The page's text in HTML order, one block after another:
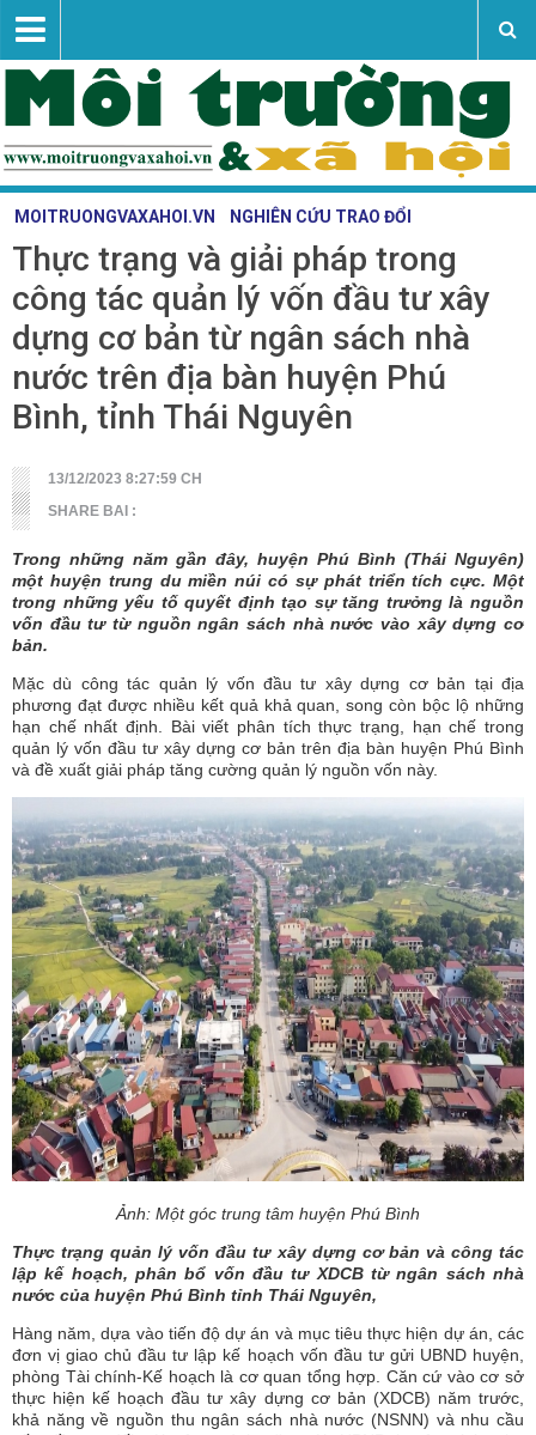
Vấn đề - sự kiện
Tài nguyên - môi trường
Nghiên cứu trao đổi
Khoa học công nghệ
Liên hệ
MOITRUONGVAXAHOI.VN NGHIÊN CỨU TRAO ĐỔI
Thực trạng và giải pháp trong
công tác quản lý vốn đầu tư xây
dựng cơ bản từ ngân sách nhà
nước trên địa bàn huyện Phú
Bình, tỉnh Thái Nguyên
13/12/2023 8:27:59 CH
SHARE BAI :
Trong những năm gần đây, huyện Phú Bình (Thái Nguyên)
một huyện trung du miền núi có sự phát triển tích cực. Một
trong những yếu tố quyết định tạo sự tăng trưởng là nguồn
vốn đầu tư từ nguồn ngân sách nhà nước vào xây dựng cơ
bản.
Mặc dù công tác quản lý vốn đầu tư xây dựng cơ bản tại địa
phương đạt được nhiều kết quả khả quan, song còn bộc lộ những
hạn chế nhất định. Bài viết phân tích thực trạng, hạn chế trong
quản lý vốn đầu tư xây dựng cơ bản trên địa bàn huyện Phú Bình
và đề xuất giải pháp tăng cường quản lý nguồn vốn này.
Ảnh: Một góc trung tâm huyện Phú Bình
Thực trạng quản lý vốn đầu tư xây dựng cơ bản và công tác
lập kế hoạch, phân bổ vốn đầu tư XDCB từ ngân sách nhà
nước của huyện Phú Bình tỉnh Thái Nguyên,
Hàng năm, dựa vào tiến độ dự án và mục tiêu thực hiện dự án, các
đơn vị giao chủ đầu tư lập kế hoạch vốn đầu tư gửi UBND huyện,
phòng Tài chính-Kế hoạch là cơ quan tổng hợp. Căn cứ vào cơ sở
thực hiện kế hoạch đầu tư xây dựng cơ bản (XDCB) năm trước,
khả năng về nguồn thu ngân sách nhà nước (NSNN) và nhu cầu